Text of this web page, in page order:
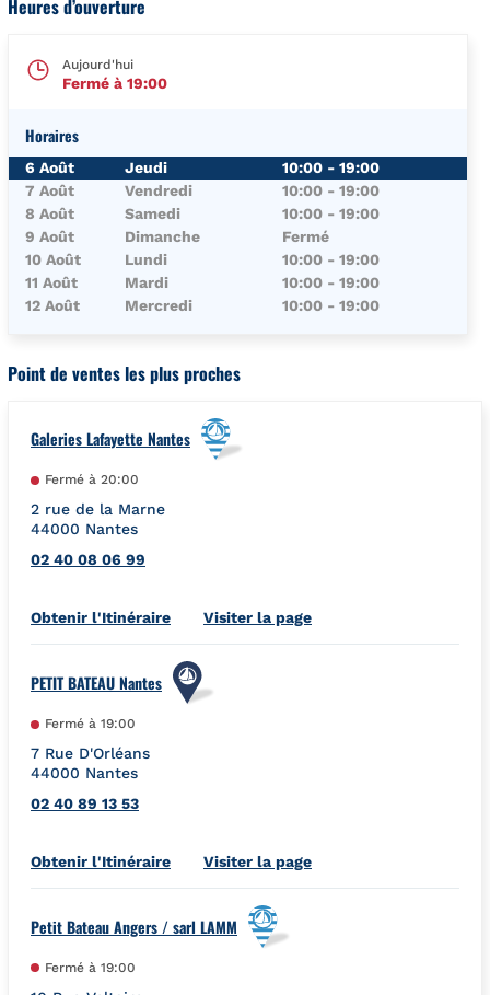
Heures d’ouverture
Aujourd'hui
Fermé à 19:00
Horaires
Jour de la SemaineHoraires
6 Août Jeudi 10:00 - 19:00
7 Août
Vendredi 10:00 - 19:00
8 Août
Samedi 10:00 - 19:00
9 Août
Dimanche
Fermé
10 Août
Lundi 10:00 - 19:00
11 Août
Mardi 10:00 - 19:00
12 Août
Mercredi 10:00 - 19:00
Point de ventes les plus proches
Galeries Lafayette Nantes
Fermé à 20:00
2 rue de la Marne
44000 Nantes
02 40 08 06 99
Obtenir l'ItinéraireLink Opens in New Tab
Visiter la page
PETIT BATEAU Nantes
Fermé à 19:00
7 Rue D'Orléans
44000 Nantes
02 40 89 13 53
Obtenir l'ItinéraireLink Opens in New Tab
Visiter la page
Petit Bateau Angers / sarl LAMM
Fermé à 19:00